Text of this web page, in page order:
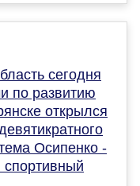
сегодня
по развитию
открылся
Осипенко -
спортивный